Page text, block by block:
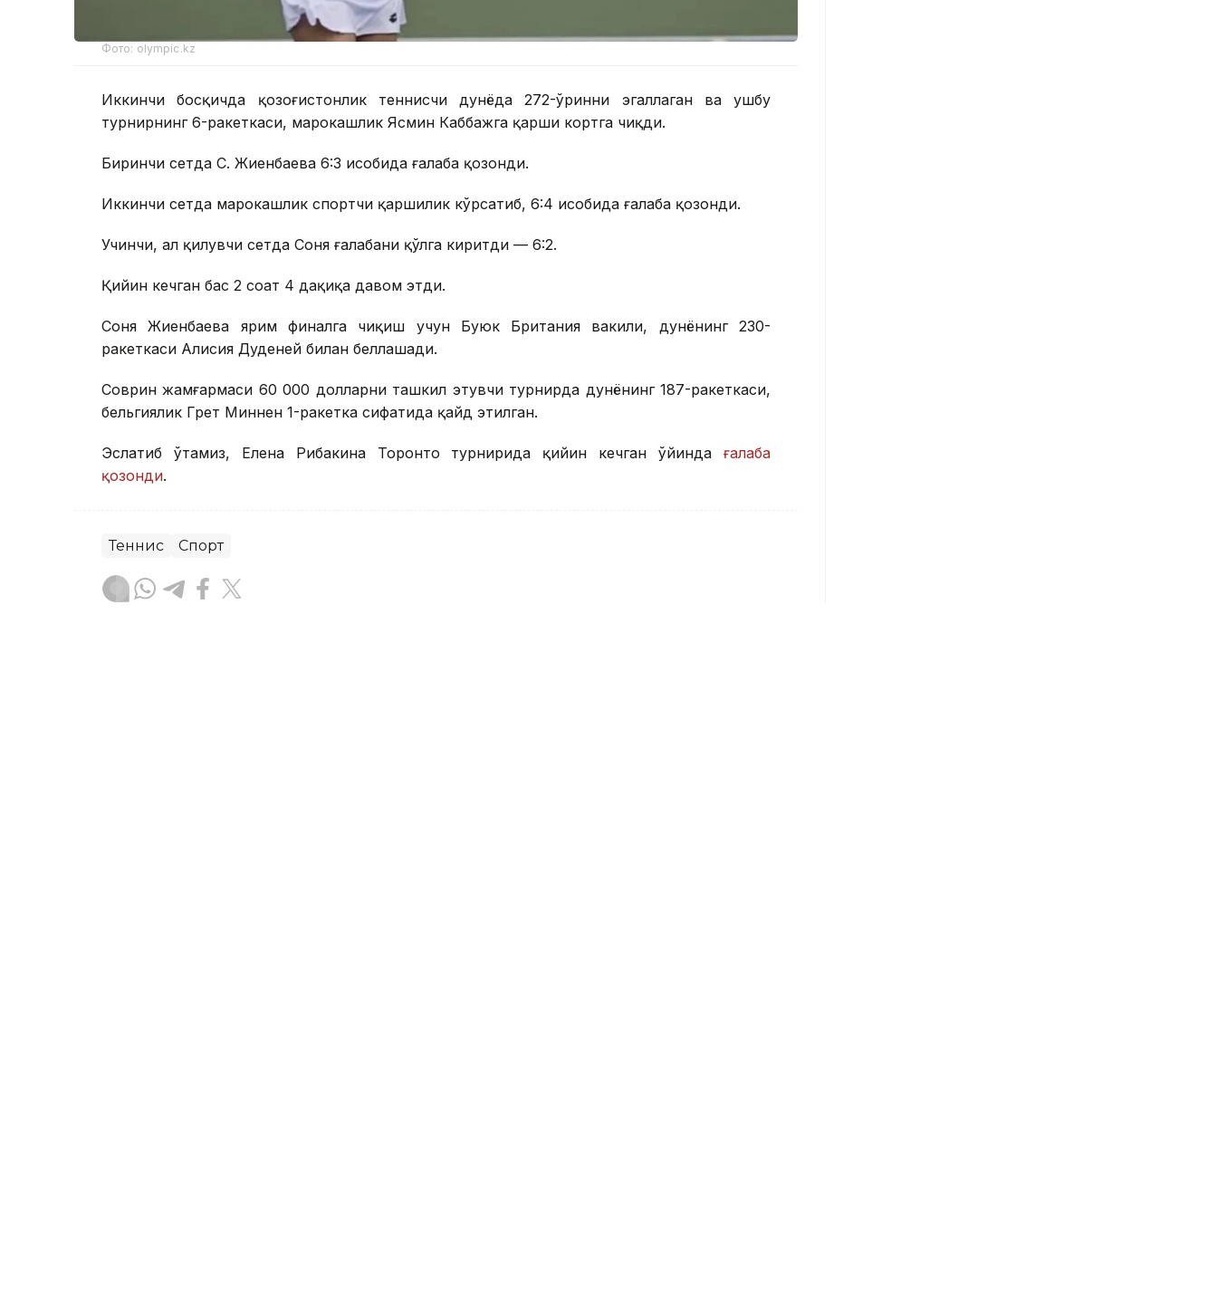
Фото: olympic.kz
Иккинчи босқичда қозоғистонлик теннисчи дунёда 272-ўринни эгаллаган ва ушбу
турнирнинг 6-ракеткаси, марокашлик Ясмин Каббажга қарши кортга чиқди.
Биринчи сетда С. Жиенбаева 6:3 ҳисобида ғалаба қозонди.
Иккинчи сетда марокашлик спортчи қаршилик кўрсатиб, 6:4 ҳисобида ғалаба қозонди.
Учинчи, ҳал қилувчи сетда Соня ғалабани қўлга киритди — 6:2.
Қийин кечган баҳс 2 соат 4 дақиқа давом этди.
Соня Жиенбаева ярим финалга чиқиш учун Буюк Британия вакили, дунёнинг 230-
ракеткаси Алисия Дуденей билан беллашади.
Соврин жамғармаси 60 000 долларни ташкил этувчи турнирда дунёнинг 187-ракеткаси,
бельгиялик Грет Миннен 1-ракетка сифатида қайд этилган.
Эслатиб ўтамиз, Елена Рибакина Торонто турнирида қийин кечган ўйинда ғалаба
қозонди.
Теннис Спорт